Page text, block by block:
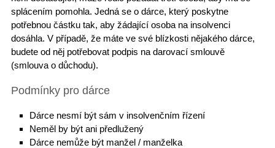
splácením pomohla. Jedná se o dárce, který poskytne
potřebnou částku tak, aby žádající osoba na insolvenci
dosáhla. V případě, že máte ve své blízkosti nějakého dárce,
budete od něj potřebovat podpis na darovací smlouvě
(smlouva o důchodu).
Podmínky pro dárce
Dárce nesmí být sám v insolvenčním řízení
Neměl by být ani předlužený
Dárce nemůže být manžel / manželka